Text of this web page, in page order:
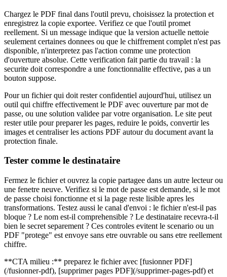
Chargez le PDF final dans l'outil prevu, choisissez la protection et
enregistrez la copie exportee. Verifiez ce que l'outil promet
reellement. Si un message indique que la version actuelle nettoie
seulement certaines donnees ou que le chiffrement complet n'est pas
disponible, n'interpretez pas l'action comme une protection
d'ouverture absolue. Cette verification fait partie du travail : la
securite doit correspondre a une fonctionnalite effective, pas a un
bouton suppose.
Pour un fichier qui doit rester confidentiel aujourd'hui, utilisez un
outil qui chiffre effectivement le PDF avec ouverture par mot de
passe, ou une solution validee par votre organisation. Le site peut
rester utile pour preparer les pages, reduire le poids, convertir les
images et centraliser les actions PDF autour du document avant la
protection finale.
Tester comme le destinataire
Fermez le fichier et ouvrez la copie partagee dans un autre lecteur ou
une fenetre neuve. Verifiez si le mot de passe est demande, si le mot
de passe choisi fonctionne et si la page reste lisible apres les
transformations. Testez aussi le canal d'envoi : le fichier n'est-il pas
bloque ? Le nom est-il comprehensible ? Le destinataire recevra-t-il
bien le secret separement ? Ces controles evitent le scenario ou un
PDF "protege" est envoye sans etre ouvrable ou sans etre reellement
chiffre.
**CTA milieu :** preparez le fichier avec [fusionner PDF]
(/fusionner-pdf), [supprimer pages PDF](/supprimer-pages-pdf) et